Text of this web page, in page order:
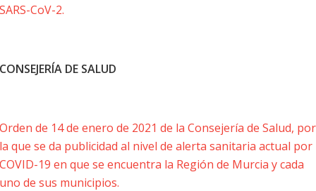
SARS-CoV-2.
CONSEJERÍA DE SALUD
Orden de 14 de enero de 2021 de la Consejería de Salud, por
la que se da publicidad al nivel de alerta sanitaria actual por
COVID-19 en que se encuentra la Región de Murcia y cada
uno de sus municipios.